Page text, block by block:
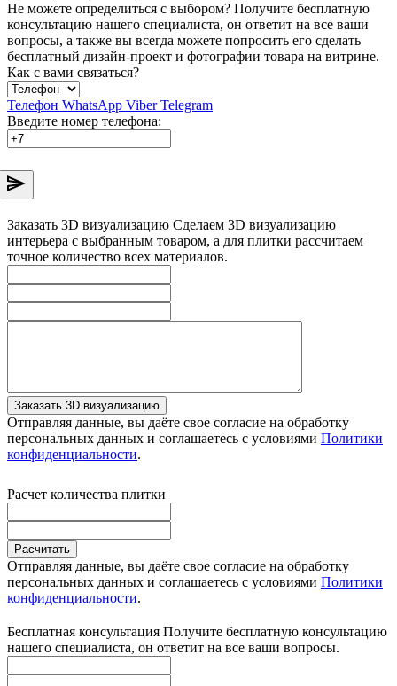
Не можете определиться с выбором? Получите бесплатную
консультацию нашего специалиста, он ответит на все ваши
вопросы, а также вы всегда можете попросить его сделать
бесплатный дизайн-проект и фотографии товара на витрине.
Как с вами связаться?
Телефон WhatsApp ViberTelegram
Введите номер телефона:
Заказать 3D визуализацию Сделаем 3D визуализацию
интерьера с выбранным товаром, а для плитки рассчитаем
точное количество всех материалов.
Заказать 3D визуализацию
Отправляя данные, вы даёте свое согласие на обработку
персональных данных и соглашаетесь с условиями Политики
конфиденциальности.
Расчет количества плитки
Расчитать
Отправляя данные, вы даёте свое согласие на обработку
персональных данных и соглашаетесь с условиями Политики
конфиденциальности.
Бесплатная консультация Получите бесплатную консультацию
нашего специалиста, он ответит на все ваши вопросы.